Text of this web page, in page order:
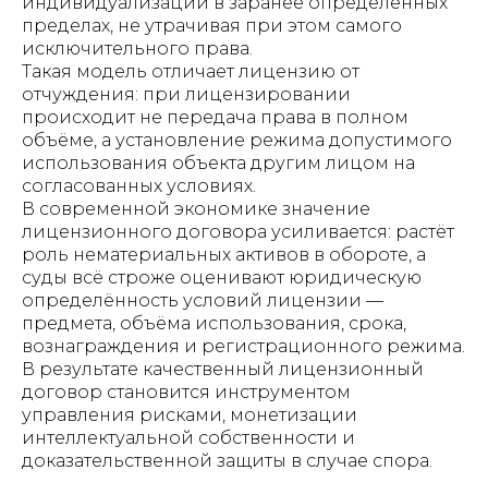
пределах, не утрачивая при этом самого
исключительного права.
Такая модель отличает лицензию от
отчуждения: при лицензировании
происходит не передача права в полном
объёме, а установление режима допустимого
использования объекта другим лицом на
согласованных условиях.
В современной экономике значение
лицензионного договора усиливается: растёт
роль нематериальных активов в обороте, а
суды всё строже оценивают юридическую
определённость условий лицензии —
предмета, объёма использования, срока,
вознаграждения и регистрационного режима.
В результате качественный лицензионный
договор становится инструментом
управления рисками, монетизации
интеллектуальной собственности и
доказательственной защиты в случае спора.